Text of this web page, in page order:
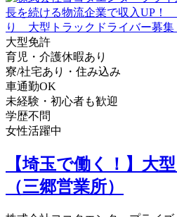
大型免許
育児・介護休暇あり
寮/社宅あり・住み込み
車通勤OK
未経験・初心者も歓迎
学歴不問
女性活躍中
【埼玉で働く！】大
（三郷営業所）